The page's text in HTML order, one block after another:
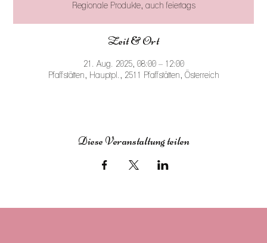
Regionale Produkte, auch feiertags
Zeit & Ort
21. Aug. 2025, 08:00 – 12:00
Pfaffstätten, Hauptpl., 2511 Pfaffstätten, Österreich
Diese Veranstaltung teilen